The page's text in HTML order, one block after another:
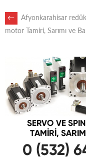
POST
←
Afyonkarahisar
motor Tamiri, Sarımı ve